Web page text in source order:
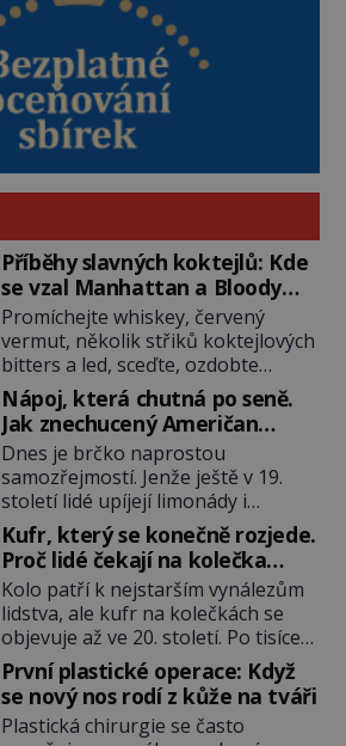
Příběhy slavných koktejlů: Kde
se vzal Manhattan a Bloody
Mary?
Promíchejte whiskey, červený
vermut, několik střiků koktejlových
bitters a led, sceďte, ozdobte
koktejlovou třešinkou a tadá…
Manhattan je tu! A pokud to má být
skutečně on, dejte si pozor, ať
místo klasické americké rye
whiskey či klidně bourbonu
nepoužijete skotskou whisku. Co
se stane? Inu, koktejl bude stále
skvělý, ale už to nebude
Manhattan ale […]
Nápoj, která chutná po seně.
Jak znechucený Američan
vymyslel brčko
Dnes je brčko naprostou
samozřejmostí. Jenže ještě v 19.
století lidé upíjejí limonády i
koktejly dutými stébly žita nebo
žitné slámy. Fungují sice dobře,
mají ale jednu nepříjemnou
vlastnost po chvíli se rozmáčejí a
nápoji dodávají travnatou příchuť.
Právě tahle drobná nepříjemnost
přivede amerického výrobce
cigaretových náustků k nápadu,
který změní způsob pití po celém
[…]
Kufr, který se konečně rozjede.
Proč lidé čekají na kolečka
téměř pět tisíc let?
Kolo patří k nejstarším vynálezům
lidstva, ale kufr na kolečkách se
objevuje až ve 20. století. Po tisíce
let lidé vláčejí těžká zavazadla v
rukou, na zádech nebo je nakládají
na povozy. Stačí přitom jediný
nápad, připevnit ke kufru kolečka.
První plastické operace: Když
se nový nos rodí z kůže na tváři
Plastická chirurgie se často